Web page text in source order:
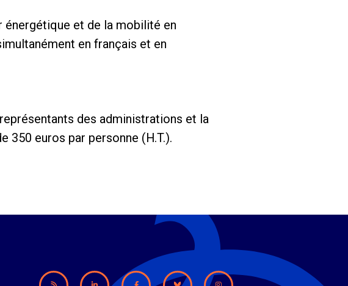
énergétique et de la mobilité en
en français et en
des administrations et la
350 euros par personne (H.T.).